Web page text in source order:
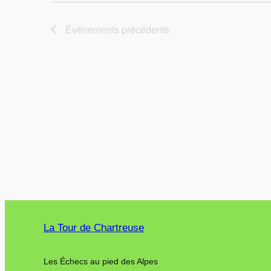
Évènements précédents
La Tour de Chartreuse
Les Échecs au pied des Alpes